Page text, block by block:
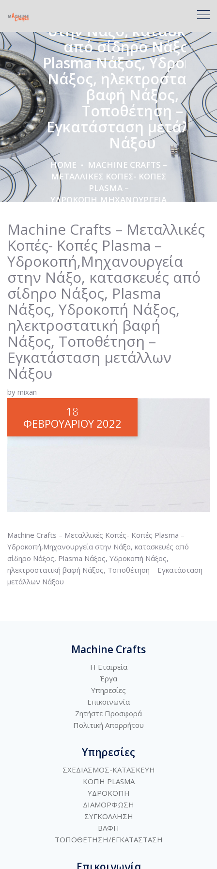
στην Νάξο, κατασκευές
από σίδηρο Νάξος,
Plasma Νάξος,
Νάξος, ηλεκτροστατική
βαφή Νάξος,
Τοποθέτηση –
Εγκατάσταση
Νάξου
HOME
MACHINE CRAFTS –
ΜΕΤΑΛΛΙΚΈΣ ΚΟΠΈΣ- ΚΟΠΈΣ
PLASMA –
ΥΔΡΟΚΟΠΉ,ΜΗΧΑΝΟΥΡΓΕΊΑ
ΣΊΔΗΡΟ ΝΆΞΟΣ, PLASMA ΝΆΞΟΣ,
ΥΔΡΟΚΟΠΉ ΝΆΞΟΣ,
ΗΛΕΚΤΡΟΣΤΑΤΙΚΉ ΒΑΦΉ ΝΆΞΟΣ,
ΤΟΠΟΘΈΤΗΣΗ – ΕΓΚΑΤΆΣΤΑΣΗ
ΜΕΤΆΛΛΩΝ ΝΆΞΟΥ
Machine Crafts – Μεταλλικές
Κοπές- Κοπές Plasma –
Υδροκοπή,Μηχανουργεία
στην Νάξο, κατασκευές από
σίδηρο Νάξος, Plasma
Νάξος, Υδροκοπή Νάξος,
ηλεκτροστατική βαφή
Νάξος, Τοποθέτηση –
Εγκατάσταση μετάλλων
Νάξου
by mixan
18
ΦΕΒΡΟΥΑΡΊΟΥ 2022
Machine Crafts – Μεταλλικές Κοπές- Κοπές Plasma –
Υδροκοπή,Μηχανουργεία στην Νάξο, κατασκευές από
σίδηρο Νάξος, Plasma Νάξος, Υδροκοπή Νάξος,
ηλεκτροστατική βαφή Νάξος, Τοποθέτηση – Εγκατάσταση
μετάλλων Νάξου
Machine Crafts
Η Εταιρεία
Έργα
Υπηρεσίες
Επικοινωνία
Ζητήστε Προσφορά
Πολιτική Απορρήτου
Υπηρεσίες
ΣΧΕΔΙΑΣΜΟΣ-ΚΑΤΑΣΚΕΥΗ
ΚΟΠΗ PLASMA
ΥΔΡΟΚΟΠΗ
ΔΙΑΜΟΡΦΩΣΗ
ΣΥΓΚΟΛΛΗΣΗ
ΒΑΦΗ
ΤΟΠΟΘΕΤΗΣΗ/ΕΓΚΑΤΑΣΤΑΣΗ